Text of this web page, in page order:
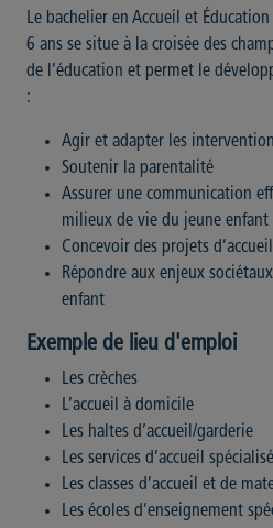
Le bachelier en Accueil et
6 ans se situe à la croisée des
de l’éducation et permet le
:
Agir et adapter les
Soutenir la parentalité
Assurer une communication
milieux de vie du jeune enfant
Concevoir des projets
Répondre aux enjeux
enfant
Exemple de lieu d'emploi
Les crèches
L’accueil à domicile
Les haltes d’accueil/garderie
Les services d’accueil
Les classes d’accueil et de
Les écoles d’enseignement